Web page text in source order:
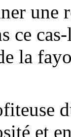
une
ce
la
et